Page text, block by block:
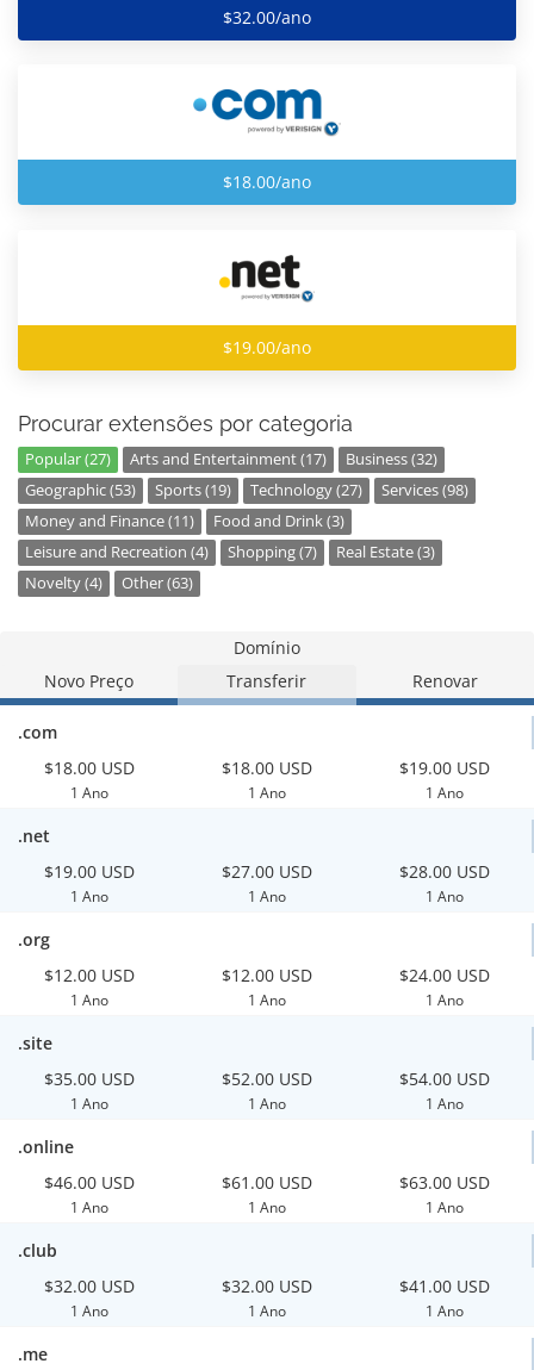
$32.00/ano
$18.00/ano
$19.00/ano
Procurar extensões por categoria
Popular (27) Arts and Entertainment (17)
Business (32)
Geographic (53)
Sports (19) Technology (27)
Services (98)
Money and Finance (11)
Food and Drink (3)
Leisure and Recreation (4)
Shopping (7)
Real Estate (3)
Novelty (4)
Other (63)
Domínio
Novo Preço
Transferir Renovar
.com
$18.00 USD
1 Ano
$18.00 USD
1 Ano
$19.00 USD
1 Ano
.net
$19.00 USD
1 Ano
$27.00 USD
1 Ano
$28.00 USD
1 Ano
.org
$12.00 USD
1 Ano
$12.00 USD
1 Ano
$24.00 USD
1 Ano
.site
$35.00 USD
1 Ano
$52.00 USD
1 Ano
$54.00 USD
1 Ano
.online
$46.00 USD
1 Ano
$61.00 USD
1 Ano
$63.00 USD
1 Ano
.club
$32.00 USD
1 Ano
$32.00 USD
1 Ano
$41.00 USD
1 Ano
.me